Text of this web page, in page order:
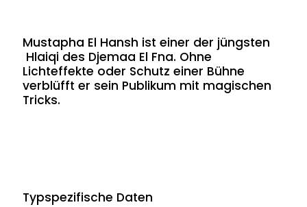
Mustapha El Hansh ist einer der jüngsten
Hlaiqi des Djemaa El Fna. Ohne
Lichteffekte oder Schutz einer Bühne
verblüfft er sein Publikum mit magischen
Tricks.
Typspezifische Daten